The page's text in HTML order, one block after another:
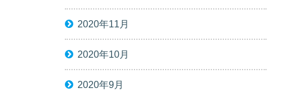
2020年11月
2020年10月
2020年9月